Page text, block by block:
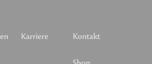
Karriere Kontakt